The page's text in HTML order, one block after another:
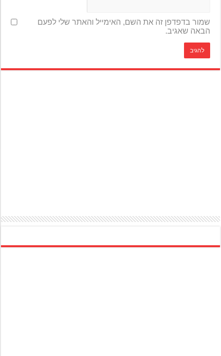
שמור בדפדפן זה את השם, האימייל והאתר שלי לפעם
הבאה שאגיב.